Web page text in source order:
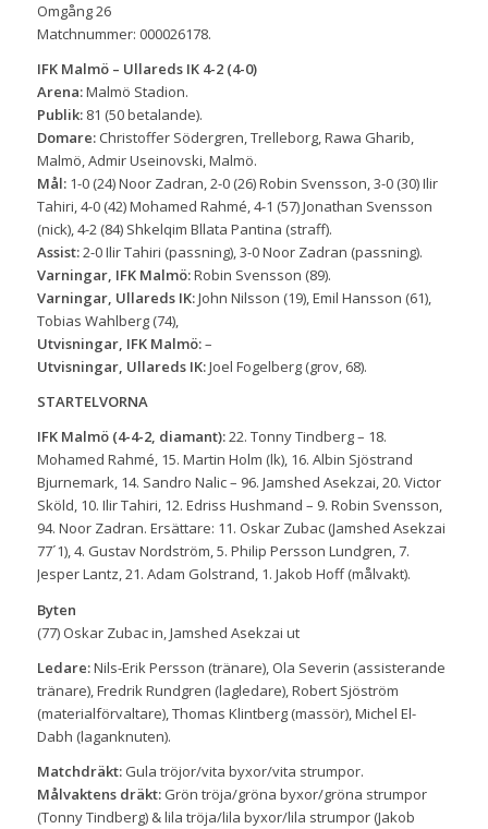
Omgång 26
Matchnummer: 000026178.
IFK Malmö – Ullareds IK 4-2 (4-0)
Arena:Malmö Stadion.
Publik:81 (50 betalande).
Domare:Christoffer Södergren, Trelleborg, Rawa Gharib,
Malmö, Admir Useinovski, Malmö.
Mål:1-0 (24) Noor Zadran, 2-0 (26) Robin Svensson, 3-0 (30) Ilir
Tahiri, 4-0 (42) Mohamed Rahmé, 4-1 (57) Jonathan Svensson
(nick), 4-2 (84) Shkelqim Bllata Pantina (straff).
Assist:2-0 Ilir Tahiri (passning), 3-0 Noor Zadran (passning).
Varningar, IFK Malmö:Robin Svensson (89).
Varningar, Ullareds IK:John Nilsson (19), Emil Hansson (61),
Tobias Wahlberg (74),
Utvisningar, IFK Malmö:–
Utvisningar, Ullareds IK:Joel Fogelberg (grov, 68).
STARTELVORNA
IFK Malmö (4-4-2, diamant):22. Tonny Tindberg – 18.
Mohamed Rahmé, 15. Martin Holm (lk), 16. Albin Sjöstrand
Bjurnemark, 14. Sandro Nalic – 96. Jamshed Asekzai, 20. Victor
Sköld, 10. Ilir Tahiri, 12. Edriss Hushmand – 9. Robin Svensson,
94. Noor Zadran. Ersättare: 11. Oskar Zubac (Jamshed Asekzai
77´1), 4. Gustav Nordström, 5. Philip Persson Lundgren, 7.
Jesper Lantz, 21. Adam Golstrand, 1. Jakob Hoff (målvakt).
Byten
(77) Oskar Zubac in, Jamshed Asekzai ut
Ledare:Nils-Erik Persson (tränare), Ola Severin (assisterande
tränare), Fredrik Rundgren (lagledare), Robert Sjöström
(materialförvaltare), Thomas Klintberg (massör), Michel El-
Dabh (laganknuten).
Matchdräkt:Gula tröjor/vita byxor/vita strumpor.
Målvaktens dräkt:Grön tröja/gröna byxor/gröna strumpor
(Tonny Tindberg) & lila tröja/lila byxor/lila strumpor (Jakob